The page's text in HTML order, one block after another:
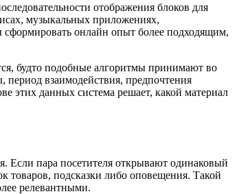
отображения блоков для
музыкальных приложениях,
сформировать онлайн опыт более подходящим,
будто подобные алгоритмы принимают во
период взаимодействия, предпочтения
этих данных система решает, какой материал
Если пара посетителя открывают одинаковый
товаров, подсказки либо оповещения. Такой
релевантными.